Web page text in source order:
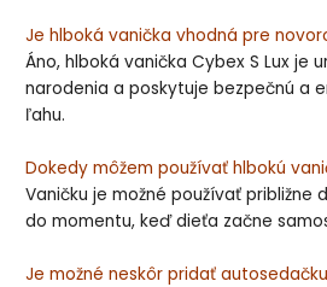
Je hlboká vanička vhodná pre
Áno, hlboká vanička Cybex S Lux je
narodenia a poskytuje bezpečnú a
ľahu.
Dokedy môžem používať hlbokú
Vaničku je možné používať približne
do momentu, keď dieťa začne
Je možné neskôr pridať